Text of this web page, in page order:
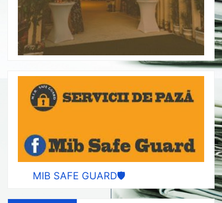
MIB SAFE GUARD🛡️